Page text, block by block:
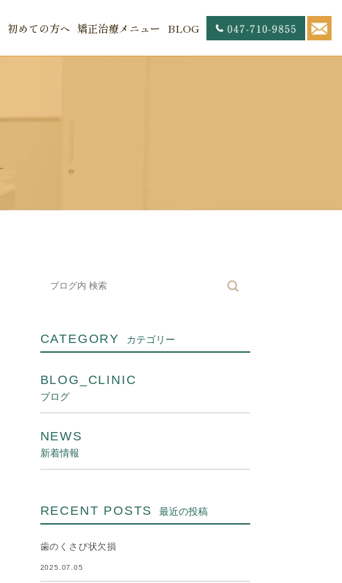
初めての方へ 矯正治療メニュー BLOG
CATEGORY カテゴリー
BLOG_CLINIC
ブログ
NEWS
新着情報
RECENT POSTS 最近の投稿
歯のくさび状欠損
2025.07.05